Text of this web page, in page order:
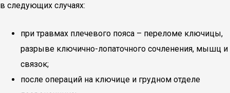
в следующих случаях:
при травмах плечевого пояса – переломе ключицы,
разрыве ключично-лопаточного сочленения, мышц и
связок;
после операций на ключице и грудном отделе